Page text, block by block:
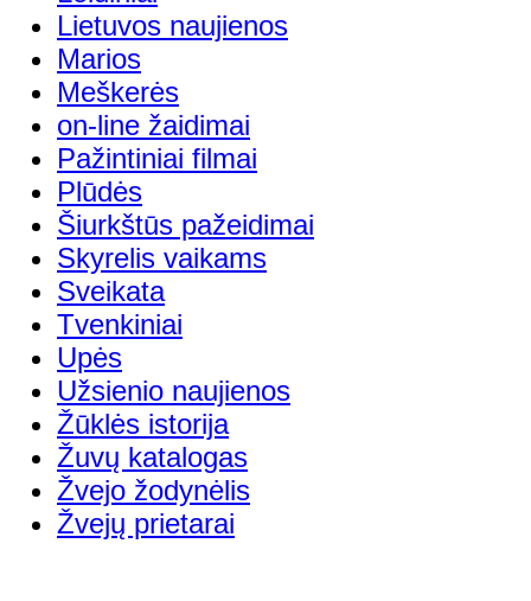
Lietuvos naujienos
Marios
Meškerės
on-line žaidimai
Pažintiniai filmai
Plūdės
Šiurkštūs pažeidimai
Skyrelis vaikams
Sveikata
Tvenkiniai
Upės
Užsienio naujienos
Žūklės istorija
Žuvų katalogas
Žvejo žodynėlis
Žvejų prietarai